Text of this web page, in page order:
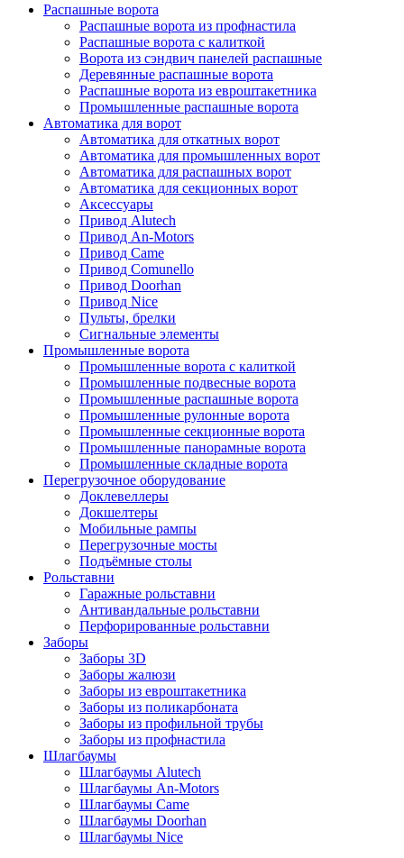
Распашные ворота
Распашные ворота из профнастила
Распашные ворота с калиткой
Ворота из сэндвич панелей распашные
Деревянные распашные ворота
Распашные ворота из евроштакетника
Промышленные распашные ворота
Автоматика для ворот
Автоматика для откатных ворот
Автоматика для промышленных ворот
Автоматика для распашных ворот
Автоматика для секционных ворот
Аксессуары
Привод Alutech
Привод An-Motors
Привод Came
Привод Comunello
Привод Doorhan
Привод Nice
Пульты, брелки
Сигнальные элементы
Промышленные ворота
Промышленные ворота с калиткой
Промышленные подвесные ворота
Промышленные распашные ворота
Промышленные рулонные ворота
Промышленные секционные ворота
Промышленные панорамные ворота
Промышленные складные ворота
Перегрузочное оборудование
Доклевеллеры
Докшелтеры
Мобильные рампы
Перегрузочные мосты
Подъёмные столы
Рольставни
Гаражные рольставни
Антивандальные рольставни
Перфорированные рольставни
Заборы
Заборы 3D
Заборы жалюзи
Заборы из евроштакетника
Заборы из поликарбоната
Заборы из профильной трубы
Заборы из профнастила
Шлагбаумы
Шлагбаумы Alutech
Шлагбаумы An-Motors
Шлагбаумы Came
Шлагбаумы Doorhan
Шлагбаумы Nice